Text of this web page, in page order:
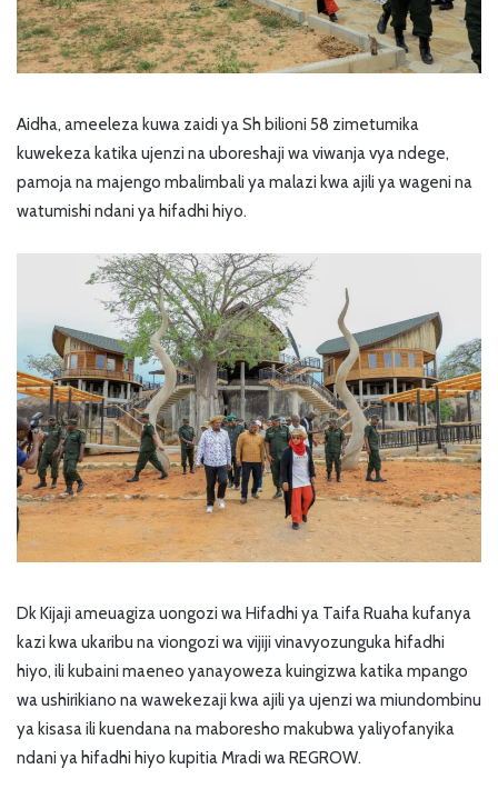
Aidha, ameeleza kuwa zaidi ya Sh bilioni 58 zimetumika
kuwekeza katika ujenzi na uboreshaji wa viwanja vya ndege,
pamoja na majengo mbalimbali ya malazi kwa ajili ya wageni na
watumishi ndani ya hifadhi hiyo.
Dk Kijaji ameuagiza uongozi wa Hifadhi ya Taifa Ruaha kufanya
kazi kwa ukaribu na viongozi wa vijiji vinavyozunguka hifadhi
hiyo, ili kubaini maeneo yanayoweza kuingizwa katika mpango
wa ushirikiano na wawekezaji kwa ajili ya ujenzi wa miundombinu
ya kisasa ili kuendana na maboresho makubwa yaliyofanyika
ndani ya hifadhi hiyo kupitia Mradi wa REGROW.